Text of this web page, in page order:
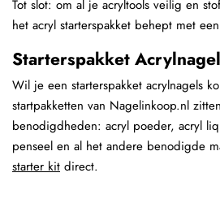
Tot slot: om al je acryltools veilig en
het acryl starterspakket behept met
Starterspakket
Wil je een starterspakket acrylnagels
startpakketten van Nagelinkoop.nl
benodigdheden: acryl poeder, acryl
penseel en al het andere benodigde
starter kit direct.